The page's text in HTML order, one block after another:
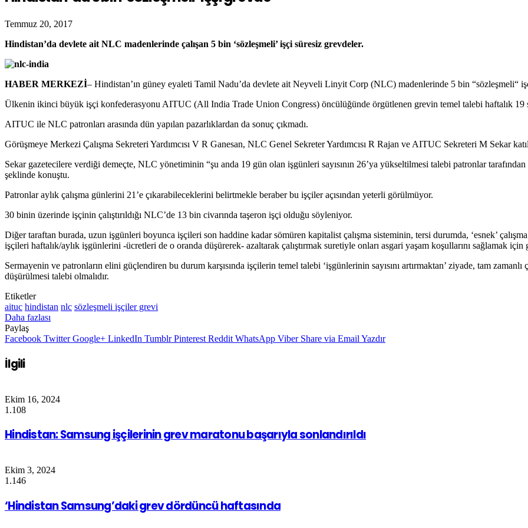
Temmuz 20, 2017
Hindistan’da devlete ait NLC madenlerinde çalışan 5 bin ‘sözleşmeli’ işçi süresiz grevdeler.
HABER MERKEZİ– Hindistan’ın güney eyaleti Tamil Nadu’da devlete ait Neyveli Linyit Corp (NLC) madenlerinde 5 bin “sözleşmeli“
Ülkenin ikinci büyük işçi konfederasyonu AITUC (All India Trade Union Congress) öncülüğünde örgütlenen grevin temel talebi haftalık 19
AITUC ile NLC patronları arasında dün yapılan pazarlıklardan da sonuç çıkmadı.
Görüşmeye Merkezi Çalışma Sekreteri Yardımcısı V R Ganesan, NLC Genel Sekreter Yardımcısı R Rajan ve AITUC Sekreteri M Sekar
Sekar gazetecilere verdiği demeçte, NLC yönetiminin “şu anda 19 gün olan işgünleri sayısının 26’ya yükseltilmesi talebi patronlar
şeklinde konuştu.
Patronlar aylık çalışma günlerini 21’e çıkarabileceklerini belirtmekle beraber bu işçiler açısından yeterli görülmüyor.
30 binin üzerinde işçinin çalıştırıldığı NLC’de 13 bin civarında taşeron işçi olduğu söyleniyor.
Diğer taraftan burada, uzun işgünleri boyunca işçileri son haddine kadar sömüren kapitalist çalışma sisteminin, tersi durumda, ‘esnek’
işçileri haftalık/aylık işgünlerini -ücretleri de o oranda düşürerek- azaltarak çalıştırmak suretiyle onları asgari yaşam koşullarını sağlamak için
Sermayenin ve patronların elini güçlendiren bu durum karşısında işçilerin temel talebi ‘işgünlerinin sayısını artırmaktan’ ziyade, tam zamanlı
düşürülmesi talebi olmalıdır.
Etiketler
aituc hindistan nlc sözleşmeli işçiler grevi
Daha fazlası
Paylaş
Facebook Twitter Google+ LinkedIn Tumblr Pinterest Reddit WhatsApp Viber Share via Email Yazdır
İlgili
Ekim 16, 2024
1.108
Hindistan: Samsung işçilerinin grev maratonu başarıyla sonlandırıldı
Ekim 3, 2024
1.146
‘Hindistan Samsung’daki grev dördüncü haftasında